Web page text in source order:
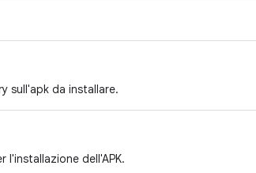
sull'apk da installare.
l'installazione dell'APK.